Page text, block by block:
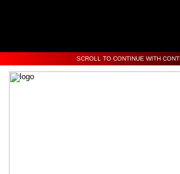
SCROLL TO CONTINUE WITH